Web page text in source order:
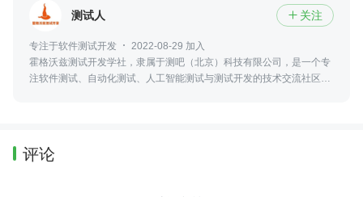
测试人  关注
专注于软件测试开发
2022-08-29 加入
霍格沃兹测试开发学社，隶属于测吧（北京）科技有限公司，是一个专
注软件测试、自动化测试、人工智能测试与测试开发的技术交流社区，
评论